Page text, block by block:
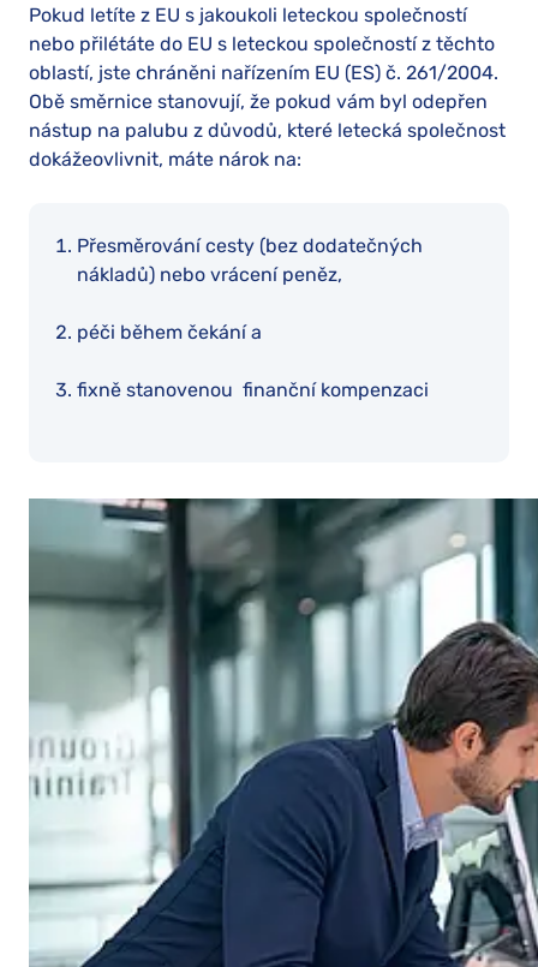
Pokud letíte z EU s jakoukoli leteckou společností
nebo přilétáte do EU s leteckou společností z těchto
oblastí, jste chráněni nařízením EU (ES) č. 261/2004.
Obě směrnice stanovují, že pokud vám byl odepřen
nástup na palubu z důvodů, které letecká společnost
dokážeovlivnit, máte nárok na:
Přesměrování cesty (bez dodatečných
nákladů) nebo vrácení peněz,
péči během čekání a
fixně stanovenou finanční kompenzaci